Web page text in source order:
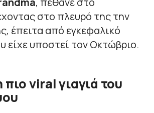
στο πλευρό της την
έπειτα από εγκεφαλικό
είχε υποστεί τον Οκτώβριο.
viral γιαγιά του